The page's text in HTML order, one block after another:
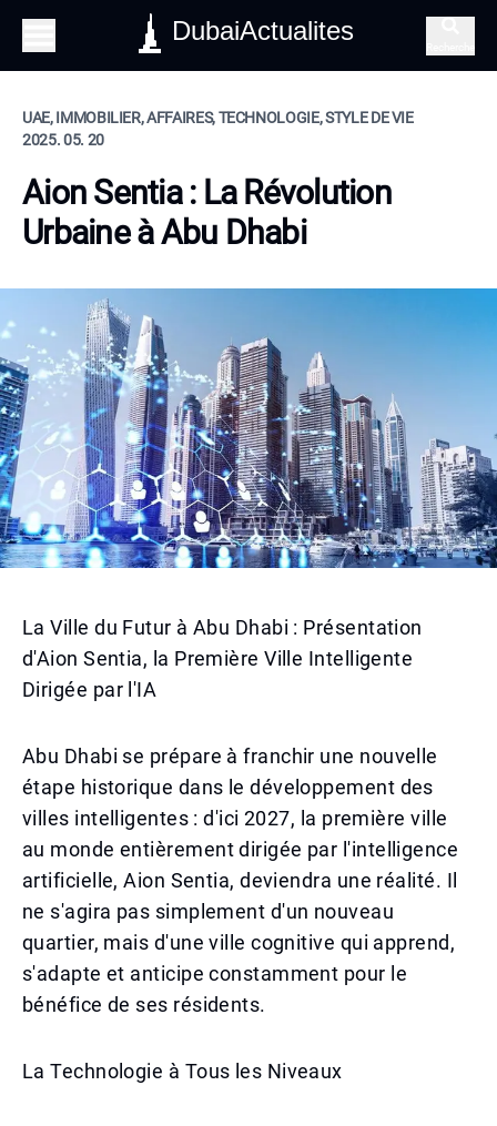
DubaiActualites
UAE, IMMOBILIER, AFFAIRES, TECHNOLOGIE, STYLE DE VIE
2025. 05. 20
Aion Sentia : La Révolution
Urbaine à Abu Dhabi
La Ville du Futur à Abu Dhabi : Présentation
d'Aion Sentia, la Première Ville Intelligente
Dirigée par l'IA
Abu Dhabi se prépare à franchir une nouvelle
étape historique dans le développement des
villes intelligentes : d'ici 2027, la première ville
au monde entièrement dirigée par l'intelligence
artificielle, Aion Sentia, deviendra une réalité. Il
ne s'agira pas simplement d'un nouveau
quartier, mais d'une ville cognitive qui apprend,
s'adapte et anticipe constamment pour le
bénéfice de ses résidents.
La Technologie à Tous les Niveaux